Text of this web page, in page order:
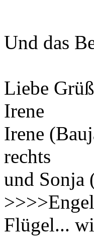
Und das
Liebe
Irene
Irene
rechts
und Sonja
Flügel...